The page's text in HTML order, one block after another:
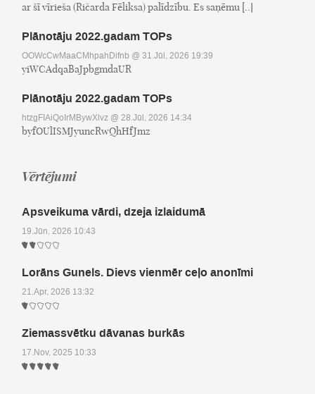
ar šī vīrieša (Ričarda Fēliksa) palīdzību. Es saņēmu [..]
Plānotāju 2022.gadam TOPs
OOWcCwMaaCMhpahDifnb @ 31.Jūl, 2026 19:39
yiWCAdqaBaJpbgmdaUR
Plānotāju 2022.gadam TOPs
htzgFIAiQoIrMBywXlvz @ 28.Jūl, 2026 14:34
byfOUlISMJyuncRwQhHfJmz
Vērtējumi
Apsveikuma vārdi, dzeja izlaidumā
19.Jūn, 2026 10:43
Lorāns Gunels. Dievs vienmēr ceļo anonīmi
21.Apr, 2026 13:32
Ziemassvētku dāvanas burkās
17.Nov, 2025 10:33